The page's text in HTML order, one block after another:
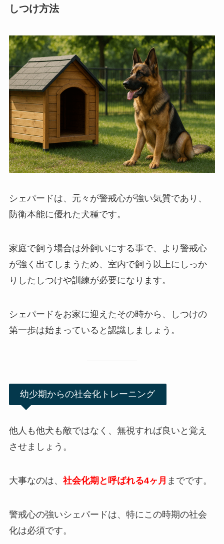
しつけ方法
シェパードは、元々が警戒心が強い気質であり、
防衛本能に優れた犬種です。
家庭で飼う場合は外飼いにする事で、より警戒心
が強く出てしまうため、室内で飼う以上にしっか
りしたしつけや訓練が必要になります。
シェパードをお家に迎えたその時から、しつけの
第一歩は始まっていると認識しましょう。
幼少期からの社会化トレーニング
他人も他犬も敵ではなく、無視すれば良いと覚え
させましょう。
大事なのは、 社会化期と呼ばれる4ヶ月 までです。
警戒心の強いシェパードは、特にこの時期の社会
化は必須です。